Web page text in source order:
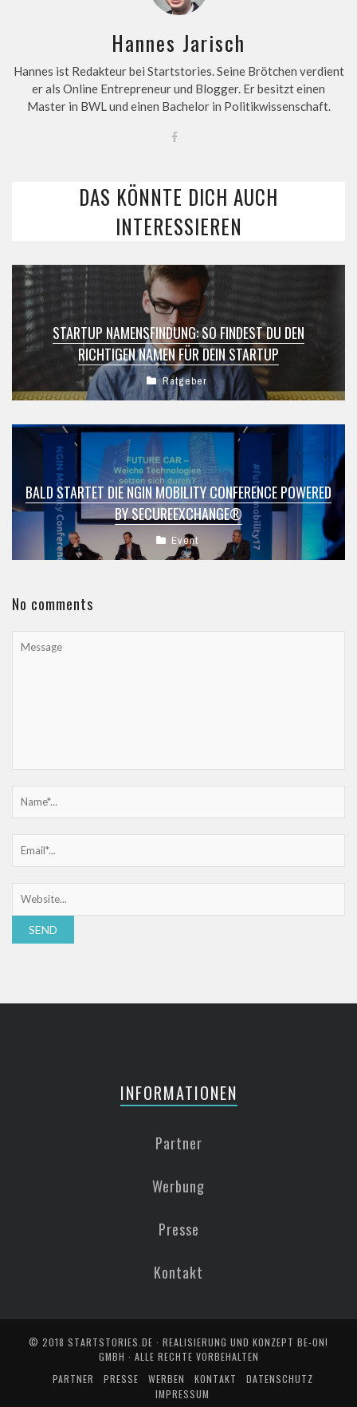
Hannes Jarisch
Hannes ist Redakteur bei Startstories. Seine Brötchen verdient
er als Online Entrepreneur und Blogger. Er besitzt einen
Master in BWL und einen Bachelor in Politikwissenschaft.
DAS KÖNNTE DICH AUCH
INTERESSIEREN
STARTUP NAMENSFINDUNG: SO FINDEST DU DEN
RICHTIGEN NAMEN FÜR DEIN STARTUP
Ratgeber
BALD STARTET DIE NGIN MOBILITY CONFERENCE POWERED
BY SECUREEXCHANGE®
Event
No comments
INFORMATIONEN
Partner
Werbung
Presse
Kontakt
© 2018 STARTSTORIES.DE · REALISIERUNG UND KONZEPT BE-ON!
GMBH · ALLE RECHTE VORBEHALTEN
PARTNER
PRESSE WERBEN KONTAKT
DATENSCHUTZ
IMPRESSUM